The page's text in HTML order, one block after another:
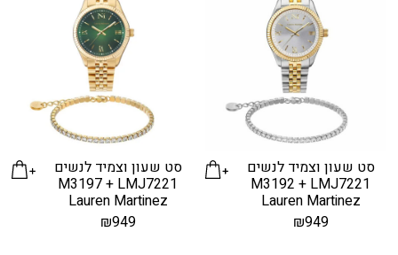
סט שעון וצמיד לנשים
M3192 + LMJ7221
Lauren Martinez
₪949
סט שעון וצמיד לנשים
M3197 + LMJ7221
Lauren Martinez
₪949